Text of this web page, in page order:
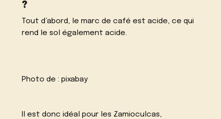
?
Tout d’abord, le marc de café est acide, ce qui
rend le sol également acide.
Photo de :pixabay
Il est donc idéal pour les Zamioculcas,